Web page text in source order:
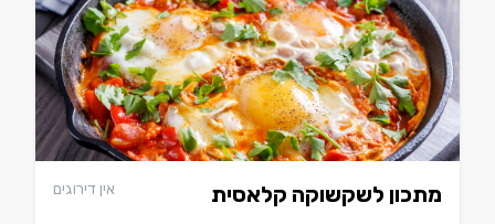
מתכון לשקשוקה קלאסית אין דירוגים